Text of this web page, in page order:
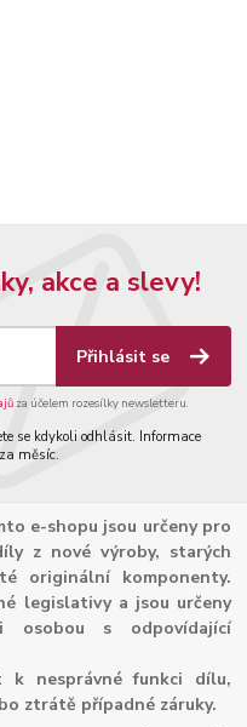
akce a slevy!
Přihlásit se
za účelem rozesílky newsletteru.
se kdykoli odhlásit. Informace
měsíc.
e-shopu jsou určeny pro
z nové výroby, starých
originální komponenty.
legislativy a jsou určeny
osobou s odpovídající
k nesprávné funkci dílu,
ztrátě případné záruky.